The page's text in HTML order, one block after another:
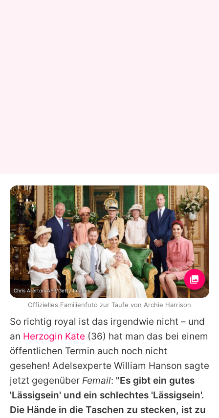
So richtig royal ist das irgendwie nicht – und
an Herzogin Kate (36) hat man das bei einem
öffentlichen Termin auch noch nicht
gesehen! Adelsexperte William Hanson sagte
jetzt gegenüber Femail: "Es gibt ein gutes
'Lässigsein' und ein schlechtes 'Lässigsein'.
Die Hände in die Taschen zu stecken, ist zu
Chris Allerton/AFP/Getty Images
Offizielles Familienfoto zur Taufe von Archie Harrison